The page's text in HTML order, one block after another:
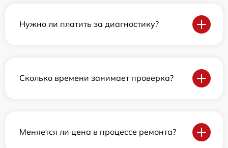
Нужно ли платить за диагностику?
Сколько времени занимает проверка?
Меняется ли цена в процессе ремонта?